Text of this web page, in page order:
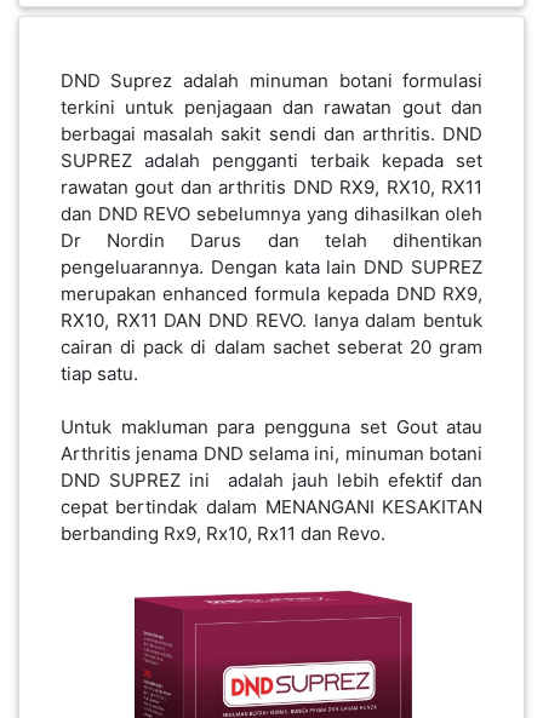
DND Suprez adalah minuman botani formulasi
terkini untuk penjagaan dan rawatan gout dan
berbagai masalah sakit sendi dan arthritis. DND
SUPREZ adalah pengganti terbaik kepada set
rawatan gout dan arthritis DND RX9, RX10, RX11
dan DND REVO sebelumnya yang dihasilkan oleh
Dr Nordin Darus dan telah dihentikan
pengeluarannya. Dengan kata lain DND SUPREZ
merupakan enhanced formula ​​​​​kepada DND RX9,
RX10, RX11 DAN DND REVO. Ianya dalam bentuk
cairan di pack di dalam sachet seberat 20 gram
tiap satu.
Untuk makluman para pengguna set Gout atau
Arthritis jenama DND selama ini, minuman botani
DND SUPREZ ini adalah jauh lebih efektif dan
cepat bertindak dalam MENANGANI KESAKITAN
berbanding Rx9, Rx10, Rx11 dan Revo.
PERCUTIAN
PELANCONGAN(1)
RUMAH
BARANG
PERIBADI(4)
PEKERJAAN(0)
HARTA
BENDA(1)
KEPERLUAN(16)